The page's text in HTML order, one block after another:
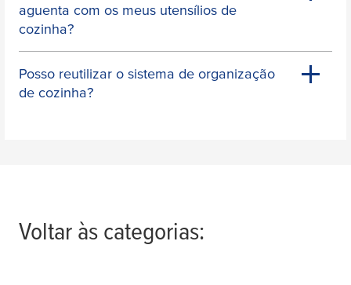
aguenta com os meus utensílios de
cozinha?
Posso reutilizar o sistema de organização
de cozinha?
Voltar às categorias: